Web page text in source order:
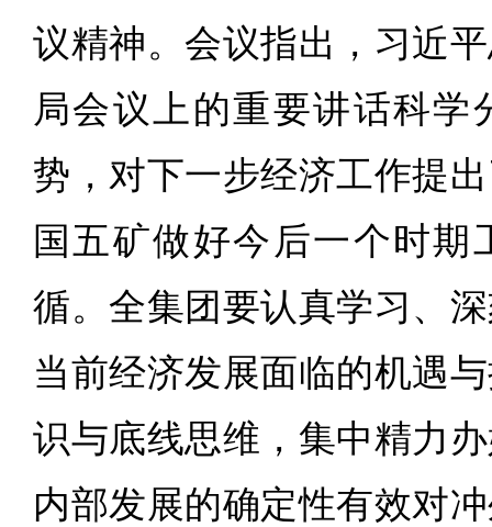
议精神。会议指出，习近
局会议上的重要讲话科学
势，对下一步经济工作提
国五矿做好今后一个时期
循。全集团要认真学习、
当前经济发展面临的机遇
识与底线思维，集中精力
内部发展的确定性有效对